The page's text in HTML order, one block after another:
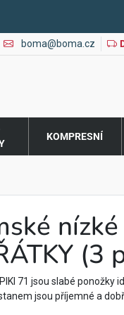
boma@boma.cz
KOMPRESNÍ
(3
71 jsou slabé ponožky
jsou příjemné a